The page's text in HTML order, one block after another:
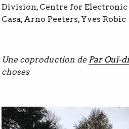
Division, Centre for Electronic
Casa, Arno Peeters, Yves Robic
Une coproduction de Par Ouï-
choses